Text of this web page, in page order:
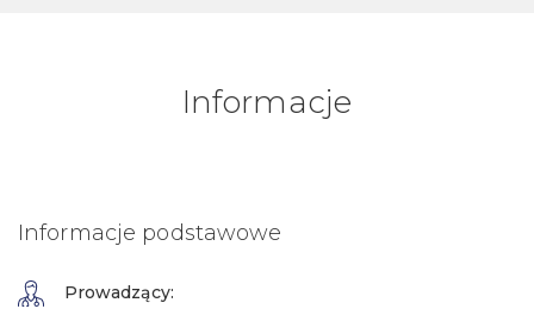
Informacje
Informacje podstawowe
Prowadzący: